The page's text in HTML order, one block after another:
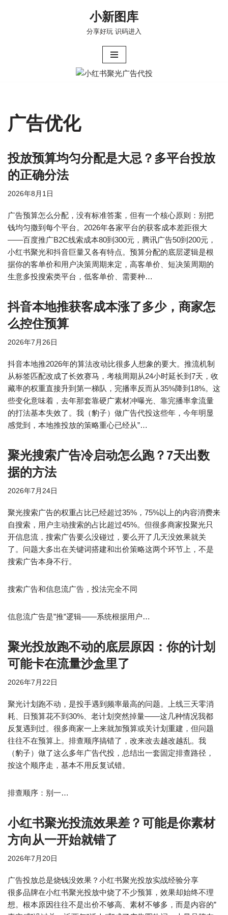
小新图库
分享好玩 识码进入
广告优化
投放预算均匀分配是大忌？多平台投放
的正确分法
2026年8月1日
广告预算怎么分配，没有标准答案，但有一个核心原则：别把
钱均匀撒到每个平台。2026年各家平台的获客成本差距很大
——百度推广B2C线索成本80到300元，腾讯广告50到200元，
小红书聚光和抖音巨量又各有特点。预算分配的底层逻辑是根
据你的客单价和用户决策周期来定，高客单价、短决策周期的
生意多投搜索类平台，低客单价、需要种…
抖音本地推获客成本涨了多少，商家怎
么控住预算
2026年7月26日
抖音本地推2026年的算法改动比很多人想象的要大。推流机制
从标签匹配改成了长效赛马，考核周期从24小时延长到7天，收
藏率的权重直接升到第一梯队，完播率反而从35%降到18%。这
些变化意味着，去年那套靠硬广素材冲曝光、靠完播率拿流量
的打法基本失效了。我（豹子）做广告代投这些年，今年明显
感觉到，本地推投放的策略重心已经从”…
聚光搜索广告冷启动怎么跑？7天出数
据的方法
2026年7月24日
聚光搜索广告的权重占比已经超过35%，75%以上的内容消费来
自搜索，用户主动搜索的占比超过45%。但很多商家投聚光只
开信息流，搜索广告要么没碰过，要么开了几天没效果就关
了。问题大多出在关键词搭建和出价策略这两个环节上，不是
搜索广告本身不行。
搜索广告和信息流广告，投法完全不同
信息流广告是”推”逻辑——系统根据用户…
聚光投放跑不动的底层原因：你的计划
可能卡在流量沙盒里了
2026年7月22日
聚光计划跑不动，是投手遇到频率最高的问题。上线三天零消
耗、日预算花不到30%、老计划突然掉量——这几种情况我都
反复遇到过。很多商家一上来就加预算或关计划重建，但问题
往往不在预算上。排查顺序搞错了，改来改去越改越乱。我
（豹子）做了这么多年广告代投，总结出一套固定排查路径，
按这个顺序走，基本不用反复试错。
排查顺序：别一…
小红书聚光投流效果差？可能是你素材
方向从一开始就错了
2026年7月20日
广告投放总是烧钱没效果？小红书聚光投放实战经验分享
很多品牌在小红书聚光投放中烧了不少预算，效果却始终不理
想。根本原因往往不是出价不够高、素材不够多，而是内容的”